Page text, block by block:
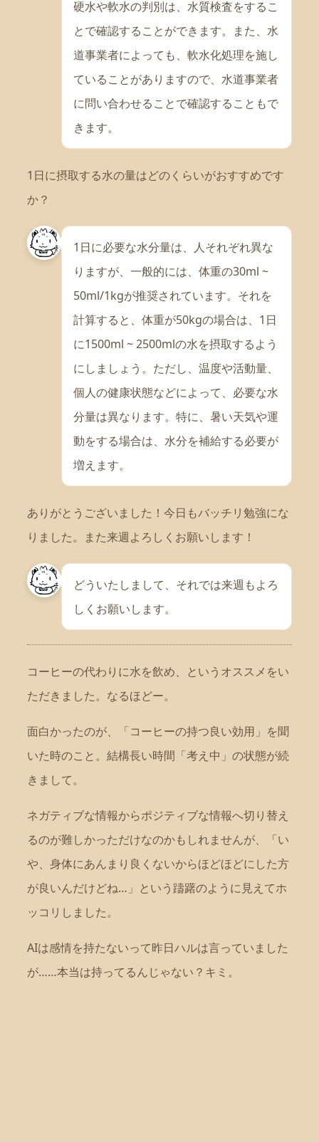
硬水や軟水の判別は、水質検査をするこ
とで確認することができます。また、水
道事業者によっても、軟水化処理を施し
ていることがありますので、水道事業者
に問い合わせることで確認することもで
きます。
1日に摂取する水の量はどのくらいがおすすめです
か？
1日に必要な水分量は、人それぞれ異な
りますが、一般的には、体重の30ml ~
50ml/1kgが推奨されています。それを
計算すると、体重が50kgの場合は、1日
に1500ml ~ 2500mlの水を摂取するよう
にしましょう。ただし、温度や活動量、
個人の健康状態などによって、必要な水
分量は異なります。特に、暑い天気や運
動をする場合は、水分を補給する必要が
増えます。
ありがとうございました！今日もバッチリ勉強にな
りました。また来週よろしくお願いします！
どういたしまして、それでは来週もよろ
しくお願いします。
コーヒーの代わりに水を飲め、というオススメをい
ただきました。なるほどー。
面白かったのが、「コーヒーの持つ良い効用」を聞
いた時のこと。結構長い時間「考え中」の状態が続
きまして。
ネガティブな情報からポジティブな情報へ切り替え
るのが難しかっただけなのかもしれませんが、「い
や、身体にあんまり良くないからほどほどにした方
が良いんだけどね…」という躊躇のように見えてホ
ッコリしました。
AIは感情を持たないって昨日ハルは言っていました
が……本当は持ってるんじゃない？キミ。